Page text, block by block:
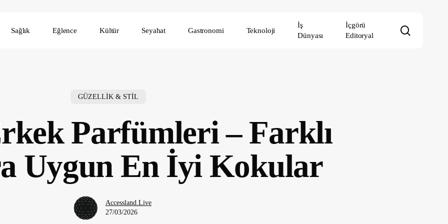
Sağlık Eğlence Kültür Seyahat Gastronomi Teknoloji
İş
Dünyası
İçgörü
Editoryal
GÜZELLİK & STİL
Parfümleri – Farklı
Uygun En İyi Kokular
Accessland.Live
27/03/2026